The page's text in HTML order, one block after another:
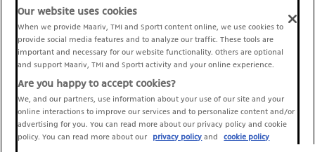
Our website uses cookies
When we provide Maariv, TMI and Sport1 content online, we use cookies to
provide social media features and to analyze our traffic. These tools are
important and necessary for our website functionality. Others are optional
and support Maariv, TMI and Sport1 activity and your online experience.
Are you happy to accept cookies?
We, and our partners, use information about your use of our site and your
online interactions to improve our services and to personalize content and/or
advertising for you. You can read more about our privacy policy and cookie
policy. You can read more about our
privacy policy and cookie policy